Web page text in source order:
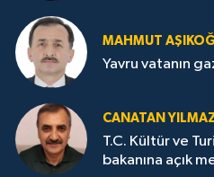
MAHMUT
Yavru vatanın
CANATAN
T.C. Kültür ve
bakanına açık